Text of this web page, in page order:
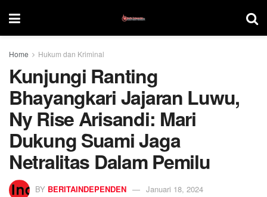
Home Hukum dan Kriminal
Kunjungi Ranting
Bhayangkari Jajaran Luwu,
Ny Rise Arisandi: Mari
Dukung Suami Jaga
Netralitas Dalam Pemilu
BY BERITAINDEPENDEN Januari 18, 2024